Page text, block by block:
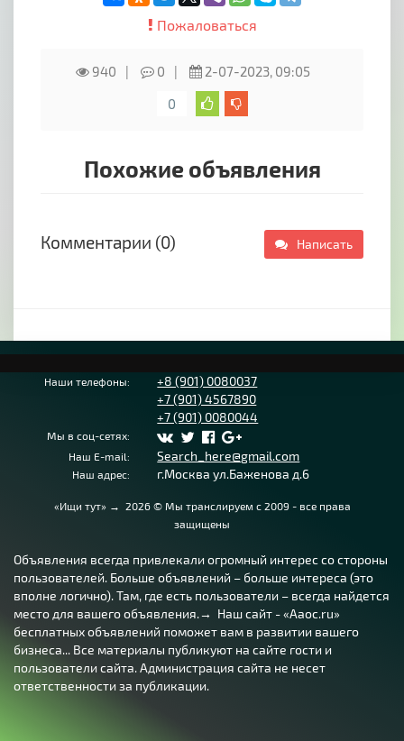
Пожаловаться
940 0
2-07-2023, 09:05
0
Похожие объявления
Комментарии (0) Написать
Наши телефоны:
+8 (901) 0080037
+7 (901) 4567890
+7 (901) 0080044
Мы в соц-сетях:
Наш E-mail:
Search_here@gmail.com
Наш адрес: г.Москва ул.Баженова д.6
«Ищи тут» → 2026© Мы транслируем с 2009 - все права
защищены
Объявления всегда привлекали огромный интерес со стороны
пользователей. Больше объявлений – больше интереса (это
вполне логично). Там, где есть пользователи – всегда найдется
место для вашего объявления.→ Наш сайт - «Aaoc.ru»
бесплатных объявлений поможет вам в развитии вашего
бизнеса... Все материалы публикуют на сайте гости и
пользователи сайта. Администрация сайта не несет
ответственности за публикации.